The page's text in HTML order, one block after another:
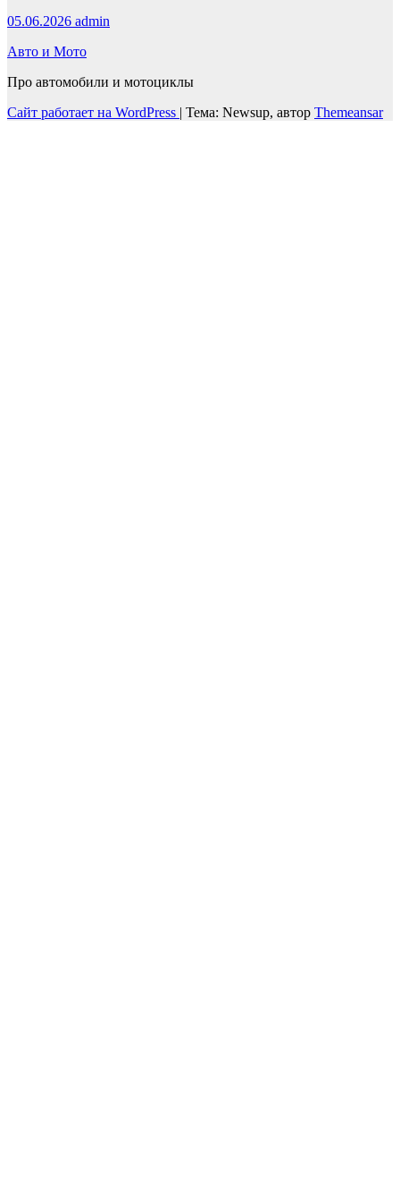
05.06.2026 admin
Авто и Мото
Про автомобили и мотоциклы
Сайт работает на WordPress | Тема: Newsup, автор Themeansar